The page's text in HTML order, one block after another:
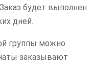
будет выполнен
дней.
группы можно
заказывают